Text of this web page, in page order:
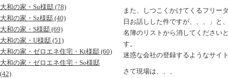
また、しつこくかけてくるフリー
日お話しした件ですが、、、」と
名簿のリストから消してください
す。
迷惑な会社の登録するようなサイ
さて現場は、、、
大和の家・Su様邸 (78)
大和の家・Sz様邸 (40)
大和の家・S様邸 (69)
大和の家・U様邸 (51)
大和の家・ゼロエネ住宅・Kt様邸 (60)
大和の家・ゼロエネ住宅・So様邸
(42)